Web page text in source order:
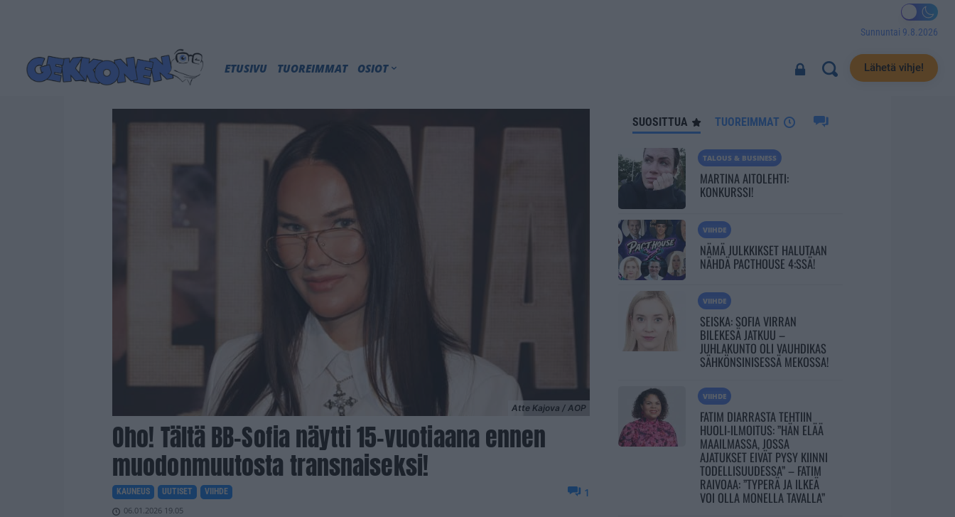
Sunnuntai 9.8.2026
ETUSIVU TUOREIMMAT OSIOT Lähetä vihje!
Atte Kajova / AOP
Oho! Tältä BB-Sofia näytti 15-vuotiaana ennen
muodonmuutosta transnaiseksi!
KAUNEUS UUTISET VIIHDE
06.01.2026 19.05
1
SUOSITTUA TUOREIMMAT
TALOUS & BUSINESS
MARTINA AITOLEHTI:
KONKURSSI!
VIIHDE
NÄMÄ JULKKIKSET HALUTAAN
NÄHDÄ PACTHOUSE 4:SSÄ!
VIIHDE
SEISKA: SOFIA VIRRAN
BILEKESÄ JATKUU –
JUHLAKUNTO OLI VAUHDIKAS
SÄHKÖNSINISESSÄ MEKOSSA!
VIIHDE
FATIM DIARRASTA TEHTIIN
HUOLI-ILMOITUS: ”HÄN ELÄÄ
MAAILMASSA, JOSSA
AJATUKSET EIVÄT PYSY KIINNI
TODELLISUUDESSA” – FATIM
RAIVOAA: ”TYPERÄ JA ILKEÄ
VOI OLLA MONELLA TAVALLA”